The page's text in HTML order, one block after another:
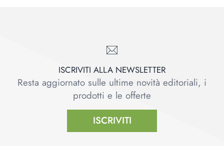
ISCRIVITI ALLA NEWSLETTER
Resta aggiornato sulle ultime novità editoriali, i
prodotti e le offerte
ISCRIVITI